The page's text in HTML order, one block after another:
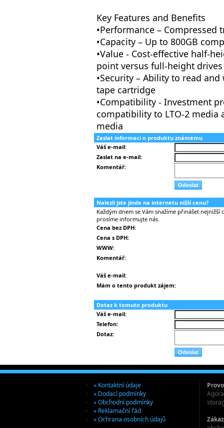
Key Features and Benefits
•Performance –
•Capacity – Up to 800GB
•Value - Cost-effective half-
point versus full-height drives
•Security – Ability to read
tape cartridge
•Compatibility - Investment
compatibility to LTO-2 media
media
Zaslat informaci o produktu známému
Váš e-mail:
Zaslat na e-mail:
Komentář:
Nalezli jste jinde na internetu nižší cenu?
Každým dnem se Vám snažíme přinášet
prosíme informujte nás.
Cena bez DPH:
Cena s DPH:
WWW:
Komentář:
Váš e-mail:
Mám o tento produkt zájem:
Dotaz k tomuto produktu
Váš e-mail:
Telefon:
Dotaz:
» Kontaktní údaje
» Dodací podmínky
» Obchodní podmínky
» Reklamační řád
» Ochrana osobních údajů